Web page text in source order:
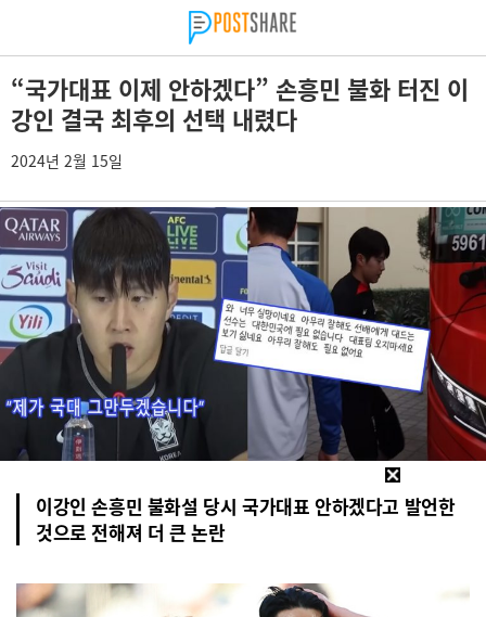
“국가대표 이제 안하겠다” 손흥민 불화 터진 이
강인 결국 최후의 선택 내렸다
2024년 2월 15일
이강인 손흥민 불화설 당시 국가대표 안하겠다고 발언한
것으로 전해져 더 큰 논란